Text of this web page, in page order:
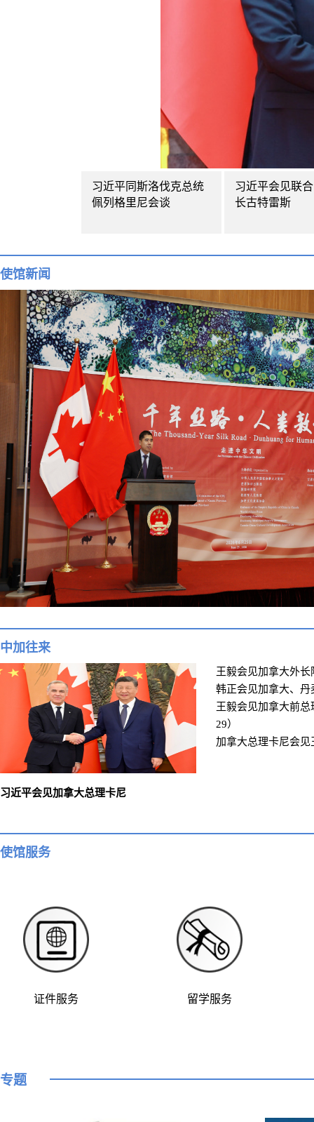
习近平同斯洛伐克总统
佩列格里尼会谈
习近平会见联
长古特雷斯
使馆新闻
中加往来
习近平会见加拿大总理卡尼
王毅会见加拿大外
韩正会见加拿大、丹
王毅会见加拿大前
29）
加拿大总理卡尼会见
使馆服务
证件服务 留学服务
专题